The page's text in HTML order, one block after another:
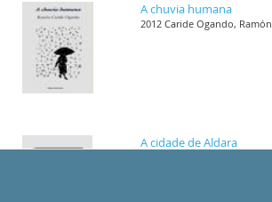
A chuvia humana
2012 Caride Ogando, Ramón
A cidade de Aldara